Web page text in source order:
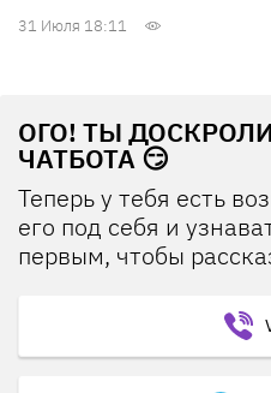
31 Июля 18:11
ОГО! ТЫ
ЧАТБОТА 😏
Теперь у тебя есть
его под себя и
первым, чтобы